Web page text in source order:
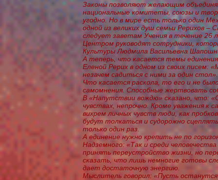
Законы позволяют желающим
национальные комитеты, союзы и
угодно. Но в мире есть только один
одной из великих душ семьи Рерихов
следует заветам Учения в течение 26
Центром руководят сотрудники,
Культуры Людмила Васильевна
А теперь, что касается темы
Еленой Рерих в одном из своих писем:
незачем садиться с ними за один стол».
Что касается раскола, то его и не
самомнения. Способные жертвовать
В «Напутствии вождю» сказано, что:
чувствах, непрочно. Кроме уважения к
вихрем личных чувств люди, как
будут толкаться и судорожно
только один раз.
А единение нужно крепить не по
Надземного: «Так и среди
принять переустройство жизни, но
сказать, что лишь немногие готовы
дает достаточную энергию.
Мыслитель говорил: «Пусть